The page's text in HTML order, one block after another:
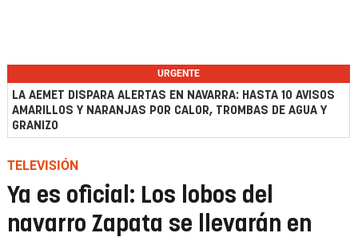
URGENTE
LA AEMET DISPARA ALERTAS EN NAVARRA: HASTA 10 AVISOS
AMARILLOS Y NARANJAS POR CALOR, TROMBAS DE AGUA Y
GRANIZO
TELEVISIÓN
Ya es oficial: Los lobos del
navarro Zapata se llevarán en